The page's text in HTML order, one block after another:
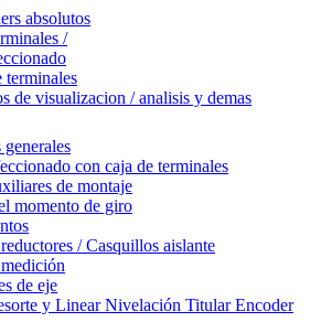
absolutos
/
terminales
de visualizacion / analisis y demas
con caja de terminales
de montaje
momento de giro
/ Casquillos aislante
de eje
y Linear Nivelación Titular Encoder